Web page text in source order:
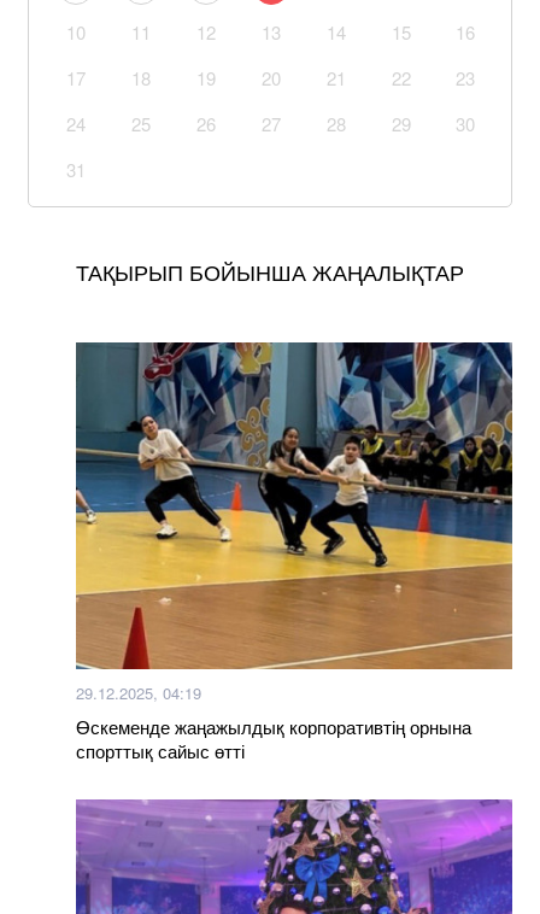
10
11 12 13 14 15
16
17
18 19 20 21 22
23
24
25 26 27 28 29
30
31
ТАҚЫРЫП БОЙЫНША ЖАҢАЛЫҚТАР
29.12.2025, 04:19
Өскеменде жаңажылдық корпоративтің орнына
спорттық сайыс өтті